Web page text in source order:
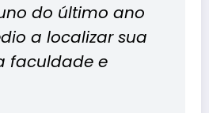
do último ano
a localizar sua
faculdade e